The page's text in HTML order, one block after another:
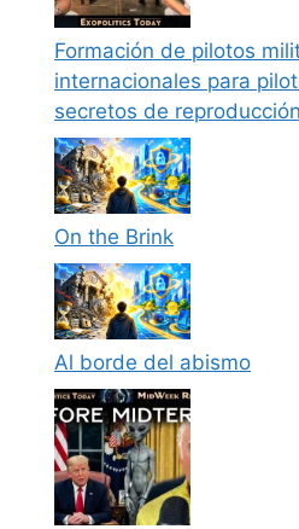
Formación de pilotos
internacionales para
secretos de
On the Brink
Al borde del abismo